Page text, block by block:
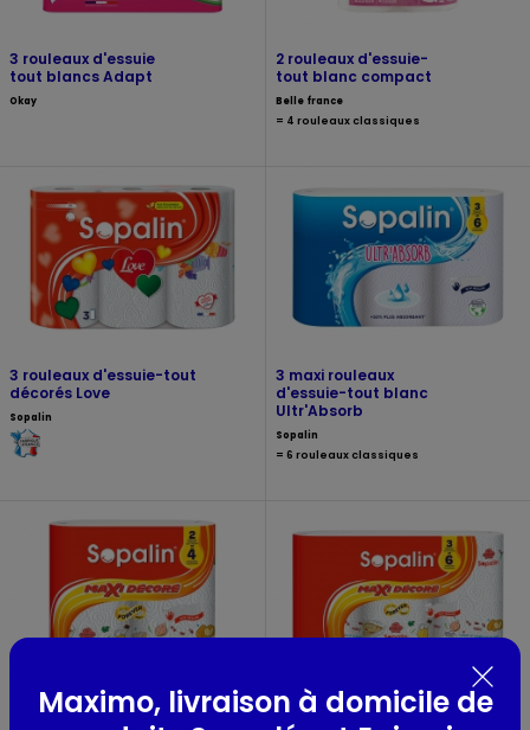
3 rouleaux d'essuie
tout blancs Adapt
Okay
2 rouleaux d'essuie-
tout blanc compact
Belle france
= 4 rouleaux classiques
3 rouleaux d'essuie-tout
décorés Love
Sopalin
3 maxi rouleaux
d'essuie-tout blanc
Ultr'Absorb
Sopalin
= 6 rouleaux classiques
2 maxi rouleaux
3 maxi rouleaux d'essuie-tout
Maximo, livraison à domicile de